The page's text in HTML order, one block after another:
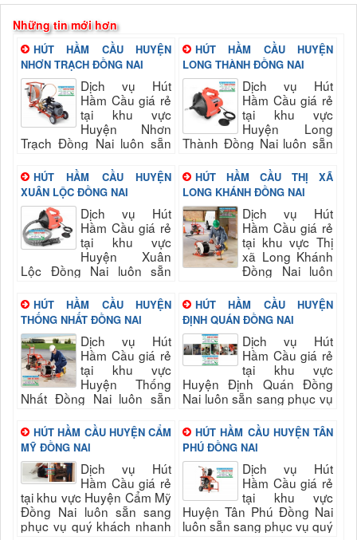
Những tin mới hơn
HÚT HẦM CẦU HUYỆN
NHƠN TRẠCH ĐỒNG NAI
Dịch vụ Hút
Hầm Cầu giá rẻ
tại khu vực
Huyện Nhơn
Trạch Đồng Nai luôn sẵn
nhanh và đảm bảo uy tín,
chất lượng hài long quý...
HÚT HẦM CẦU HUYỆN
LONG THÀNH ĐỒNG NAI
Dịch vụ Hút
Hầm Cầu giá rẻ
tại khu vực
Huyện Long
Thành Đồng Nai luôn sẵn
nhanh và đảm bảo uy tín,
chất lượng hài long quý...
HÚT HẦM CẦU HUYỆN
XUÂN LỘC ĐỒNG NAI
Dịch vụ Hút
Hầm Cầu giá rẻ
tại khu vực
Huyện Xuân
Lộc Đồng Nai luôn sẵn
nhanh và đảm bảo uy tín,
chất lượng hài long quý
khách...
HÚT HẦM CẦU THỊ XÃ
LONG KHÁNH ĐỒNG NAI
Dịch vụ Hút
Hầm Cầu giá rẻ
tại khu vực Thị
xã Long Khánh
Đồng Nai luôn
khách nhanh và đảm bảo
uy tín, chất lượng hài long
quý...
HÚT HẦM CẦU HUYỆN
THỐNG NHẤT ĐỒNG NAI
Dịch vụ Hút
Hầm Cầu giá rẻ
tại khu vực
Huyện Thống
Nhất Đồng Nai luôn sẵn
nhanh và đảm bảo uy tín,
chất lượng hài long quý...
HÚT HẦM CẦU HUYỆN
ĐỊNH QUÁN ĐỒNG NAI
Dịch vụ Hút
Hầm Cầu giá rẻ
tại khu vực
Huyện Định Quán Đồng
Nai luôn sẵn sang phục vụ
bảo uy tín, chất lượng hài
long quý khách...
HÚT HẦM CẦU HUYỆN CẨM
MỸ ĐỒNG NAI
Dịch vụ Hút
Hầm Cầu giá rẻ
tại khu vực Huyện Cẩm Mỹ
Đồng Nai luôn sẵn sang
phục vụ quý khách nhanh
HÚT HẦM CẦU HUYỆN TÂN
PHÚ ĐỒNG NAI
Dịch vụ Hút
Hầm Cầu giá rẻ
tại khu vực
Huyện Tân Phú Đồng Nai
luôn sẵn sang phục vụ quý